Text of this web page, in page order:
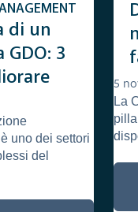
di un
GDO: 3
uno dei settori
del
5
La